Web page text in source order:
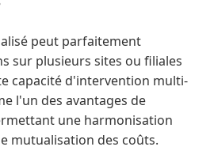
peut parfaitement
sur plusieurs sites ou filiales
capacité d'intervention multi-
l'un des avantages de
une harmonisation
mutualisation des coûts.